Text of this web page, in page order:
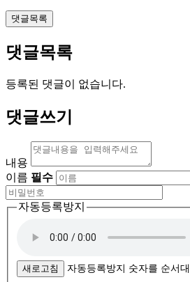
댓글목록
댓글목록
등록된 댓글이 없습니다.
댓글쓰기
내용
이름 필수
자동등록방지
새로고침 자동등록방지 숫자를 순서